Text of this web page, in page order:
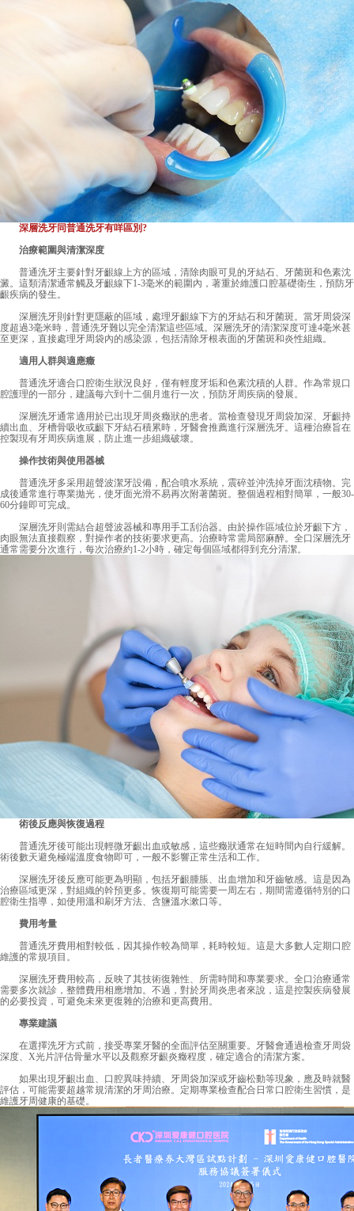
深層洗牙同普通洗牙有咩區別?
治療範圍與清潔深度
普通洗牙主要針對牙齦線上方的區域，清除肉眼可見的牙結石、牙菌斑和色素沈
澱。這類清潔通常觸及牙齦線下1-3毫米的範圍內，著重於維護口腔基礎衛生，預防牙
齦疾病的發生。
深層洗牙則針對更隱蔽的區域，處理牙齦線下方的牙結石和牙菌斑。當牙周袋深
度超過3毫米時，普通洗牙難以完全清潔這些區域。深層洗牙的清潔深度可達4毫米甚
至更深，直接處理牙周袋內的感染源，包括清除牙根表面的牙菌斑和炎性組織。
適用人群與適應癥
普通洗牙適合口腔衛生狀況良好，僅有輕度牙垢和色素沈積的人群。作為常規口
腔護理的一部分，建議每六到十二個月進行一次，預防牙周疾病的發展。
深層洗牙通常適用於已出現牙周炎癥狀的患者。當檢查發現牙周袋加深、牙齦持
續出血、牙槽骨吸收或齦下牙結石積累時，牙醫會推薦進行深層洗牙。這種治療旨在
控製現有牙周疾病進展，防止進一步組織破壞。
操作技術與使用器械
普通洗牙多采用超聲波潔牙設備，配合噴水系統，震碎並沖洗掉牙面沈積物。完
成後通常進行專業拋光，使牙面光滑不易再次附著菌斑。整個過程相對簡單，一般30-
60分鐘即可完成。
深層洗牙則需結合超聲波器械和專用手工刮治器。由於操作區域位於牙齦下方，
肉眼無法直接觀察，對操作者的技術要求更高。治療時常需局部麻醉。全口深層洗牙
通常需要分次進行，每次治療約1-2小時，確定每個區域都得到充分清潔。
術後反應與恢復過程
普通洗牙後可能出現輕微牙齦出血或敏感，這些癥狀通常在短時間內自行緩解。
術後數天避免極端溫度食物即可，一般不影響正常生活和工作。
深層洗牙後反應可能更為明顯，包括牙齦腫脹、出血增加和牙齒敏感。這是因為
治療區域更深，對組織的幹預更多。恢復期可能需要一周左右，期間需遵循特別的口
腔衛生指導，如使用溫和刷牙方法、含鹽溫水漱口等。
費用考量
普通洗牙費用相對較低，因其操作較為簡單，耗時較短。這是大多數人定期口腔
維護的常規項目。
深層洗牙費用較高，反映了其技術復雜性、所需時間和專業要求。全口治療通常
需要多次就診，整體費用相應增加。不過，對於牙周炎患者來說，這是控製疾病發展
的必要投資，可避免未來更復雜的治療和更高費用。
專業建議
在選擇洗牙方式前，接受專業牙醫的全面評估至關重要。牙醫會通過檢查牙周袋
深度、X光片評估骨量水平以及觀察牙齦炎癥程度，確定適合的清潔方案。
如果出現牙齦出血、口腔異味持續、牙周袋加深或牙齒松動等現象，應及時就醫
評估，可能需要超越常規清潔的牙周治療。定期專業檢查配合日常口腔衛生習慣，是
維護牙周健康的基礎。